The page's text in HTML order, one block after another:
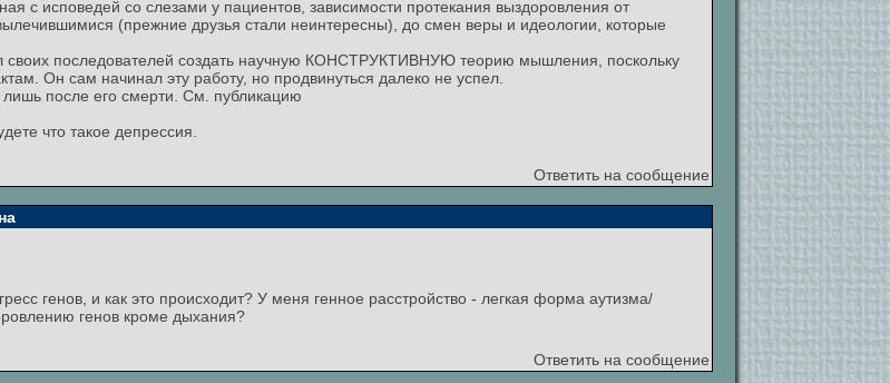
с исповедей со слезами у пациентов, зависимости протекания выздоровления от
(прежние друзья стали неинтересны), до смен веры и идеологии, которые
своих последователей создать научную КОНСТРУКТИВНУЮ теорию мышления, поскольку
Он сам начинал эту работу, но продвинуться далеко не успел.
после его смерти. См. публикацию
что такое депрессия.
Ответить на сообщение
генов, и как это происходит? У меня генное расстройство - легкая форма аутизма/
генов кроме дыхания?
Ответить на сообщение